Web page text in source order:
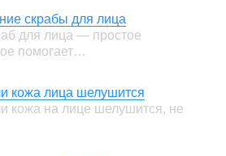
скрабы для лица
для лица — простое
помогает…
кожа лица шелушится
кожа на лице шелушится, не